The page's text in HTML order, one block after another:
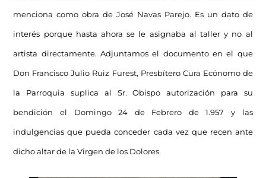
menciona como obra de José Navas Parejo. Es un dato de
interés porque hasta ahora se le asignaba al taller y no al
artista directamente. Adjuntamos el documento en el que
Don Francisco Julio Ruiz Furest, Presbítero Cura Ecónomo de
la Parroquia suplica al Sr. Obispo autorización para su
bendición el Domingo 24 de Febrero de 1.957 y las
indulgencias que pueda conceder cada vez que recen ante
dicho altar de la Virgen de los Dolores.